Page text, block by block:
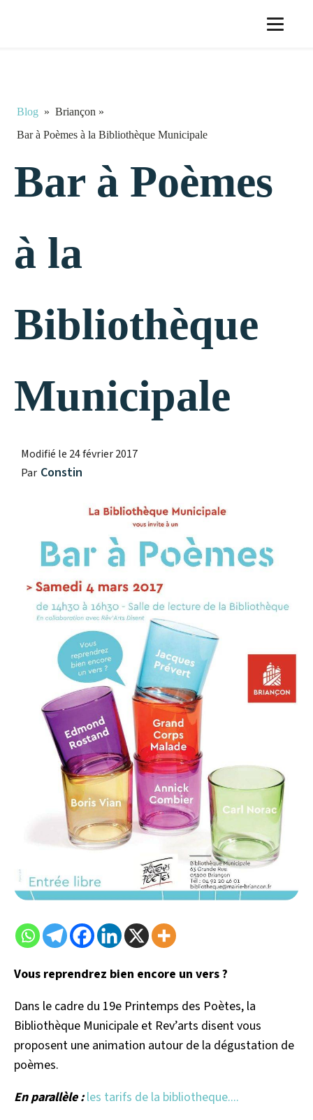
Blog » Briançon »
Bar à Poèmes à la Bibliothèque Municipale
Bar à Poèmes
à la
Bibliothèque
Municipale
Modifié le 24 février 2017
Par Constin
Vous reprendrez bien encore un vers?
Dans le cadre du 19e Printemps des Poètes, la
Bibliothèque Municipale et Rev’arts disent vous
proposent une animation autour de la dégustation de
poèmes.
En parallèle :les tarifs de la bibliotheque....